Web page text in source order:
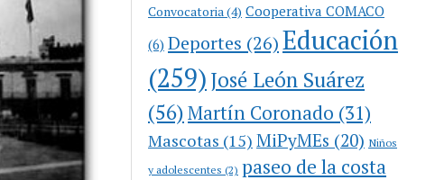
Convocatoria (4) Cooperativa COMACO
(6) Deportes (26)Educación
(259)José León Suárez
(56)Martín Coronado (31)
Mascotas (15) MiPyMEs (20) Niños
y adolescentes (2) paseo de la costa